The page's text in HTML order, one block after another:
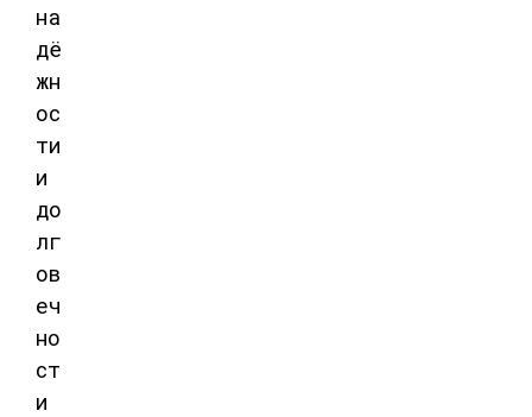
на
дё
жн
ос
ти
и
до
лг
ов
еч
но
ст
и